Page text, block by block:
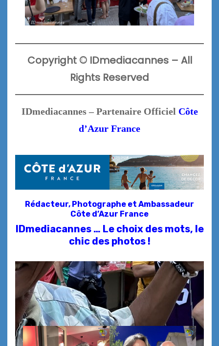
Copyright © IDmediacannes – All
Rights Reserved
IDmediacannes – Partenaire Officiel Côte
d’Azur France
Rédacteur, Photographe et Ambassadeur
Côte d’Azur France
IDmediacannes … Le choix des mots, le
chic des photos !